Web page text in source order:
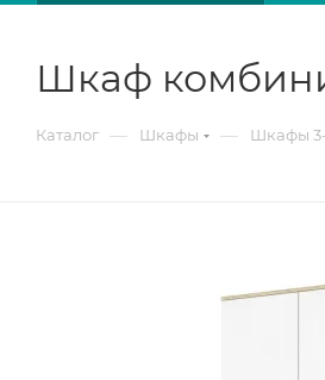
Шкаф
Каталог — Шкафы — Шкафы